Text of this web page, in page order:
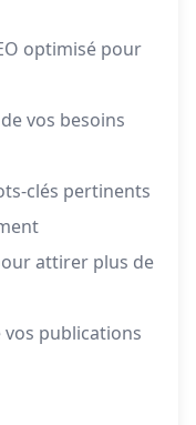
optimisé pour
vos besoins
clés pertinents
attirer plus de
publications